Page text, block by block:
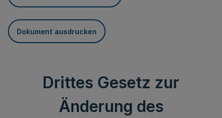
Dokument ausdrucken
Drittes Gesetz zur
Änderung des